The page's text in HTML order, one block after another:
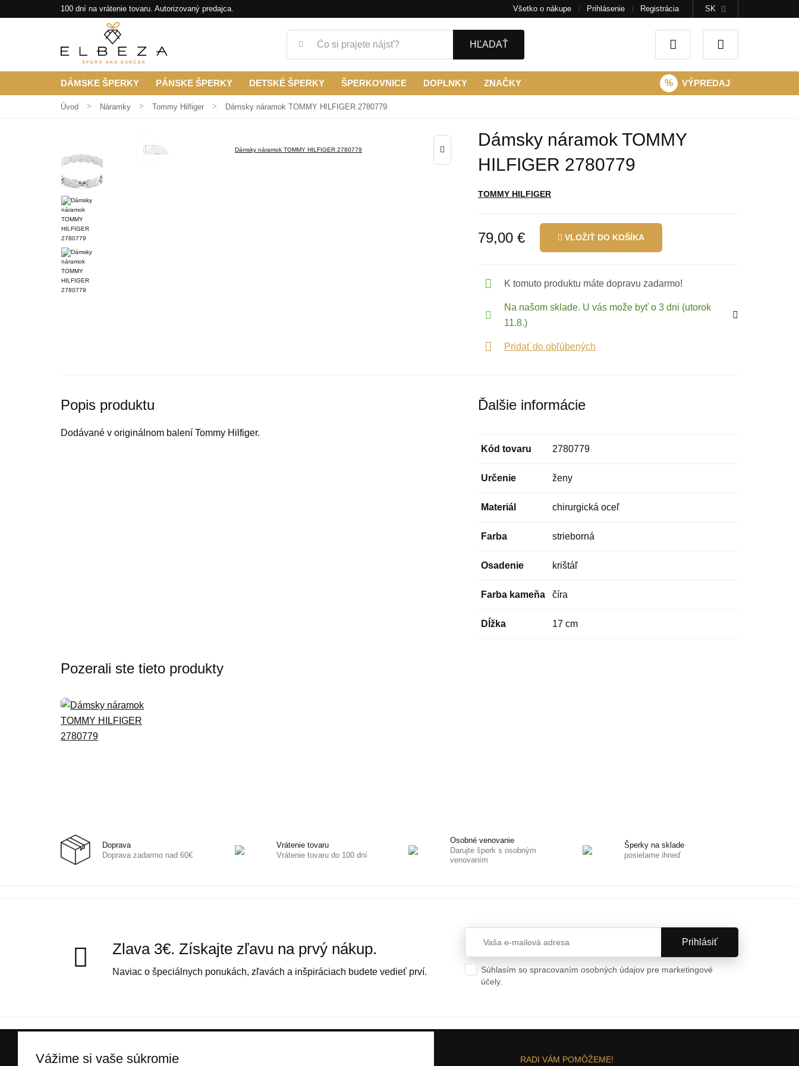
100 dní na vrátenie tovaru. Autorizovaný predajca. Všetko o nákupe Prihlásenie Registrácia SK
ŠPERK AKO DARČEK
HĽADAŤ
DÁMSKE ŠPERKY PÁNSKE ŠPERKY DETSKÉ ŠPERKY ŠPERKOVNICE DOPLNKY ZNAČKY % VÝPREDAJ
Úvod Náramky Tommy Hilfiger Dámsky náramok TOMMY HILFIGER 2780779
Dámsky náramok TOMMY
HILFIGER 2780779
TOMMY HILFIGER
79,00 € VLOŽIŤ DO KOŠÍKA
K tomuto produktu máte dopravu zadarmo!
Na našom sklade. U vás može byť o 3 dni (utorok
11.8.)
Pridať do obľúbených
Popis produktu
Dodávané v originálnom balení Tommy Hilfiger.
Ďalšie informácie
Kód tovaru 2780779
Určenie ženy
Materiál chirurgická oceľ
Farba strieborná
Osadenie krištáľ
Farba kameňa číra
Dĺžka 17 cm
Pozerali ste tieto produkty
Doprava
Doprava zadarmo nad 60€
Vrátenie tovaru
Vrátenie tovaru do 100 dní
Osobné venovanie
Darujte šperk s osobným
venovaním
Šperky na sklade
posielame ihneď
Zlava 3€. Získajte zľavu na prvý nákup.
Naviac o špeciálnych ponukách, zľavách a inšpiráciach budete vedieť prví.
Súhlasím so spracovaním osobných údajov pre marketingové
účely.
INFORMÁCIE O NÁKUPE RADI VÁM POMÔŽEME!
Vážime si vaše súkromie